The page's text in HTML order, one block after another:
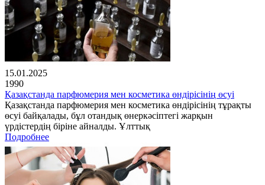
15.01.2025
1990
Қазақстанда парфюмерия мен косметика өндірісінің өсуі
Қазақстанда парфюмерия мен косметика өндірісінің тұрақты
өсуі байқалады, бұл отандық өнеркәсіптегі жарқын
үрдістердің біріне айналды. Ұлттық
Подробнее